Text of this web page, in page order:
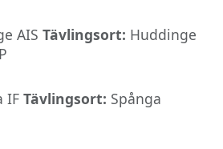
AIS Tävlingsort: Huddinge
IF Tävlingsort: Spånga